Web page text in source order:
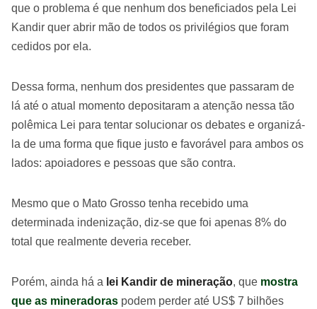
que o problema é que nenhum dos beneficiados pela Lei
Kandir quer abrir mão de todos os privilégios que foram
cedidos por ela.
Dessa forma, nenhum dos presidentes que passaram de
lá até o atual momento depositaram a atenção nessa tão
polêmica Lei para tentar solucionar os debates e organizá-
la de uma forma que fique justo e favorável para ambos os
lados: apoiadores e pessoas que são contra.
Mesmo que o Mato Grosso tenha recebido uma
determinada indenização, diz-se que foi apenas 8% do
total que realmente deveria receber.
Porém, ainda há a lei Kandir de mineração, que mostra
que as mineradoras podem perder até US$ 7 bilhões